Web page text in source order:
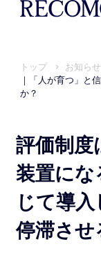
トップ お知らせ
｜「人が育つ」と
か？
評価制度
装置にな
じて導
停滞させ